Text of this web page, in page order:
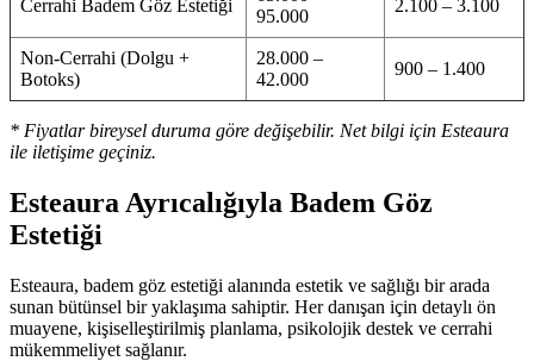
Cerrahi Badem Göz Estetiği
95.000
2.100 – 3.100
Non-Cerrahi (Dolgu +
Botoks)
28.000 –
42.000
900 – 1.400
* Fiyatlar bireysel duruma göre değişebilir. Net bilgi için Esteaura
ile iletişime geçiniz.
Esteaura Ayrıcalığıyla Badem Göz
Estetiği
Esteaura, badem göz estetiği alanında estetik ve sağlığı bir arada
sunan bütünsel bir yaklaşıma sahiptir. Her danışan için detaylı ön
muayene, kişiselleştirilmiş planlama, psikolojik destek ve cerrahi
mükemmeliyet sağlanır.